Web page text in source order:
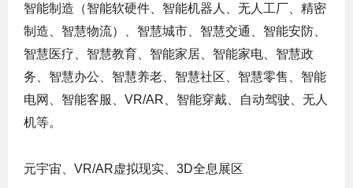
智能制造（智能软硬件、智能机器人、无人工厂、精密
制造、智慧物流）、智慧城市、智慧交通、智能安防、
智慧医疗、智慧教育、智能家居、智能家电、智慧政
务、智慧办公、智慧养老、智慧社区、智慧零售、智能
电网、智能客服、VR/AR、智能穿戴、自动驾驶、无人
机等。
元宇宙、VR/AR虚拟现实、3D全息展区